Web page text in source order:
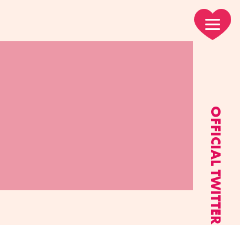
OFFICIAL TWITTER